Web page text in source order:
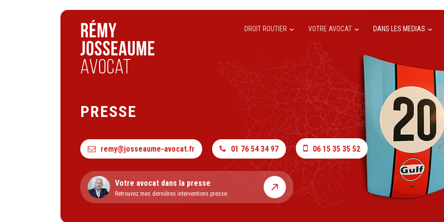
DROIT ROUTIER VOTRE AVOCAT DANS LES MEDIAS
PRESSE
remy@josseaume-avocat.fr 01 76 54 34 97 06 15 35 35 52
Votre avocat dans la presse
Retrouvez mes dernières interventions presse.